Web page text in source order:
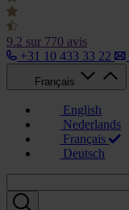
9.2 sur 770 avis
+31 10 433 33 22
Français
English
Nederlands
Français
Deutsch